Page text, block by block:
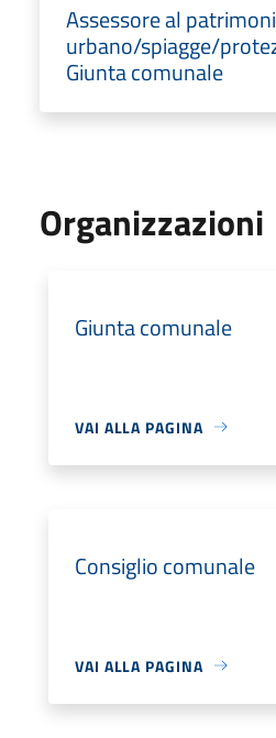
Assessore al
urbano/spiagge/
Giunta comunale
Organizzazioni
Giunta comunale
VAI ALLA PAGINA
Consiglio comunale
VAI ALLA PAGINA